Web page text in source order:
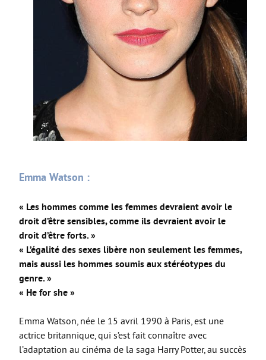
Emma Watson :
« Les hommes comme les femmes devraient avoir le
droit d’être sensibles, comme ils devraient avoir le
droit d’être forts. »
« L’égalité des sexes libère non seulement les femmes,
mais aussi les hommes soumis aux stéréotypes du
genre. »
« He for she »
Emma Watson, née le 15 avril 1990 à Paris, est une
actrice britannique, qui s’est fait connaître avec
l’adaptation au cinéma de la saga Harry Potter, au succès